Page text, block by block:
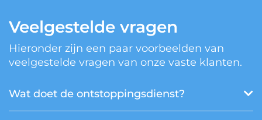
Veelgestelde vragen
Hieronder zijn een paar voorbeelden van
veelgestelde vragen van onze vaste klanten.
Wat doet de ontstoppingsdienst?